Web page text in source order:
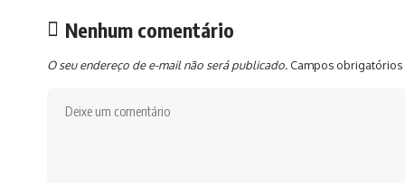
Nenhum comentário
O seu endereço de e-mail não será publicado. Campos